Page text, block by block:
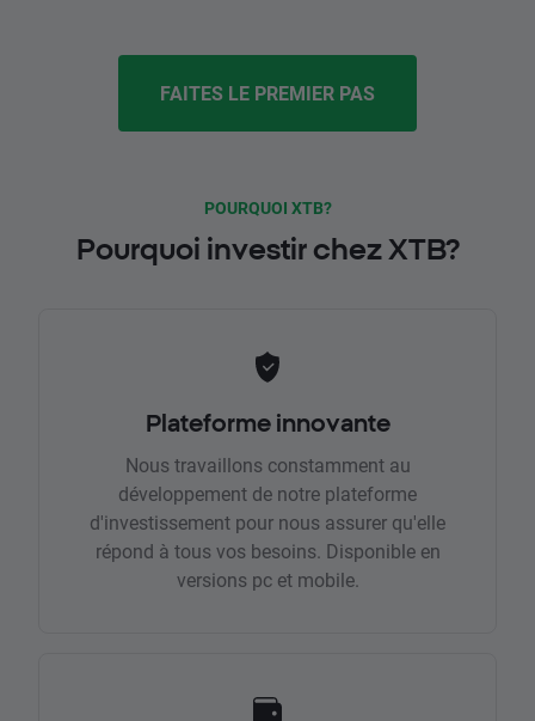
FAITES LE PREMIER PAS
POURQUOI XTB?
Pourquoi investir chez XTB?
Plateforme innovante
Nous travaillons constamment au
développement de notre plateforme
d'investissement pour nous assurer qu'elle
répond à tous vos besoins. Disponible en
versions pc et mobile.